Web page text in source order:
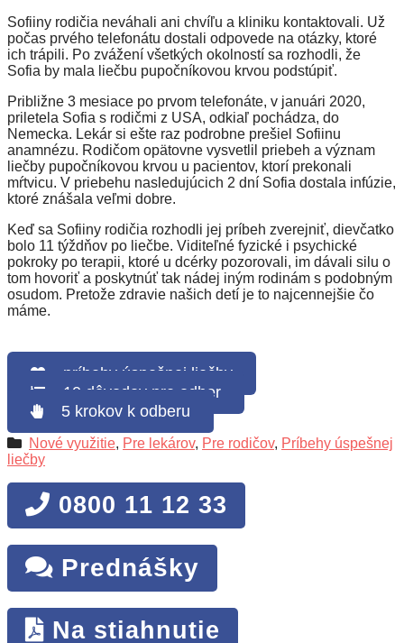
Sofiiny rodičia neváhali ani chvíľu a kliniku kontaktovali. Už
počas prvého telefonátu dostali odpovede na otázky, ktoré
ich trápili. Po zvážení všetkých okolností sa rozhodli, že
Sofia by mala liečbu pupočníkovou krvou podstúpiť.
Približne 3 mesiace po prvom telefonáte, v januári 2020,
priletela Sofia s rodičmi z USA, odkiaľ pochádza, do
Nemecka. Lekár si ešte raz podrobne prešiel Sofiinu
anamnézu. Rodičom opätovne vysvetlil priebeh a význam
liečby pupočníkovou krvou u pacientov, ktorí prekonali
mŕtvicu. V priebehu nasledujúcich 2 dní Sofia dostala infúzie,
ktoré znášala veľmi dobre.
Keď sa Sofiiny rodičia rozhodli jej príbeh zverejniť, dievčatko
bolo 11 týždňov po liečbe. Viditeľné fyzické i psychické
pokroky po terapii, ktoré u dcérky pozorovali, im dávali silu o
tom hovoriť a poskytnúť tak nádej iným rodinám s podobným
osudom. Pretože zdravie našich detí je to najcennejšie čo
máme.
príbehy úspešnej liečby
10 dôvodov pre odber
5 krokov k odberu
Nové využitie, Pre lekárov, Pre rodičov, Príbehy úspešnej
liečby
0800 11 12 33
Prednášky
Na stiahnutie